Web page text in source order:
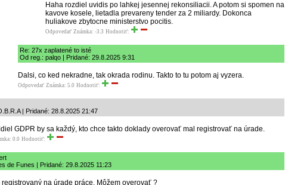
Haha rozdiel uvidis po lahkej jesennej rekonsiliacii. A potom si spomen na
kavove kosele, lietadla prevareny tender za 2 miliardy. Dokonca
huliakove zbytocne ministerstvo pocitis.
Odpovedať Známka: -3.3 Hodnotiť:
Re: 27x zaplatené to isté
Od reg.: palqo | Pridané: 29.8.2025 9:31
Dalsi, co ked nekradne, tak okrada rodinu. Takto to tu potom aj vyzera.
Odpovedať Známka: 5.0 Hodnotiť:
| Pridané: 28.8.2025 21:47
GDPR by sa každý, kto chce takto doklady overovať mal registrovať na úrade.
0.0 Hodnotiť:
de Funes | Pridané: 29.8.2025 11:23
registrovaný na úrade práce. Môžem overovať ?